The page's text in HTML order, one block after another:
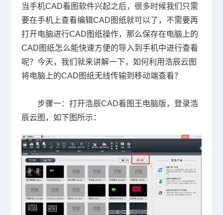
当手机CAD看图软件兴起之后，很多时候我们只需
要在手机上查看编辑CAD图纸就可以了，不需要再
打开电脑进行CAD图纸操作，那么保存在电脑上的
CAD图纸怎么能快速方便的导入到手机中进行查看
呢？今天，我们就来讲解一下，如何利用浩辰云图
将电脑上的CAD图纸无线传输到移动端查看？
步骤一：打开浩辰CAD看图王电脑版，登录浩
辰云图，如下图所示：